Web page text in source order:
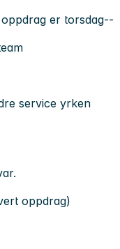
er torsdag--
service yrken
oppdrag)